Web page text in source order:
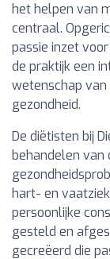
het helpen van
centraal.
passie inzet
de praktijk een
wetenschap
gezondheid.
De diëtisten bij
behandelen
hart- en
persoonlijke
gesteld en
gecreëerd die